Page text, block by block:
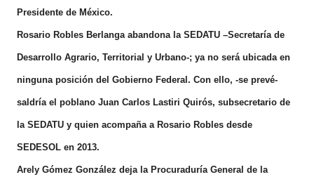
Presidente de México.
Rosario Robles Berlanga abandona la SEDATU –Secretaría de
Desarrollo Agrario, Territorial y Urbano-; ya no será ubicada en
ninguna posición del Gobierno Federal. Con ello, -se prevé-
saldría el poblano Juan Carlos Lastiri Quirós, subsecretario de
la SEDATU y quien acompaña a Rosario Robles desde
SEDESOL en 2013.
Arely Gómez González deja la Procuraduría General de la